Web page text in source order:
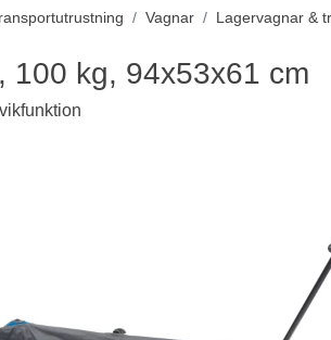
Vagnar Lagervagnar &
100 kg, 94x53x61 cm